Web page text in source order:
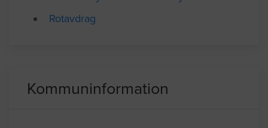
Rotavdrag
Kommuninformation